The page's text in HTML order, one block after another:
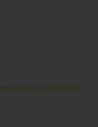
kafolatlash